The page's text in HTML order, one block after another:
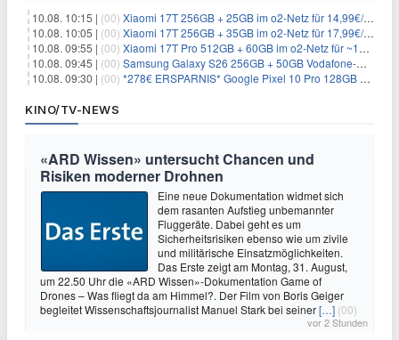
10.08. 10:15 | (00) Xiaomi 17T 256GB + 25GB im o2-Netz für 14,99€/Monat (effektiv -4,30€/Monat)
10.08. 10:05 | (00) Xiaomi 17T 256GB + 35GB im o2-Netz für 17,99€/Monat (effektiv -2,47€/Monat)
10.08. 09:55 | (00) Xiaomi 17T Pro 512GB + 60GB im o2-Netz für ~19,99€/Monat (effektiv -7,22€/Monat)
10.08. 09:45 | (00) Samsung Galaxy S26 256GB + 50GB Vodafone-Netz für 19,99€/Monat (effektiv 1,26€/Monat)
10.08. 09:30 | (00) *278€ ERSPARNIS* Google Pixel 10 Pro 128GB + 60GB im o2-Netz für ~19,99€/Monat
KINO/TV-NEWS
«ARD Wissen» untersucht Chancen und
Risiken moderner Drohnen
Eine neue Dokumentation widmet sich
dem rasanten Aufstieg unbemannter
Fluggeräte. Dabei geht es um
Sicherheitsrisiken ebenso wie um zivile
und militärische Einsatzmöglichkeiten.
Das Erste zeigt am Montag, 31. August,
um 22.50 Uhr die «ARD Wissen»-Dokumentation Game of
Drones – Was fliegt da am Himmel?. Der Film von Boris Geiger
begleitet Wissenschaftsjournalist Manuel Stark bei seiner[…] (00)
vor 2 Stunden